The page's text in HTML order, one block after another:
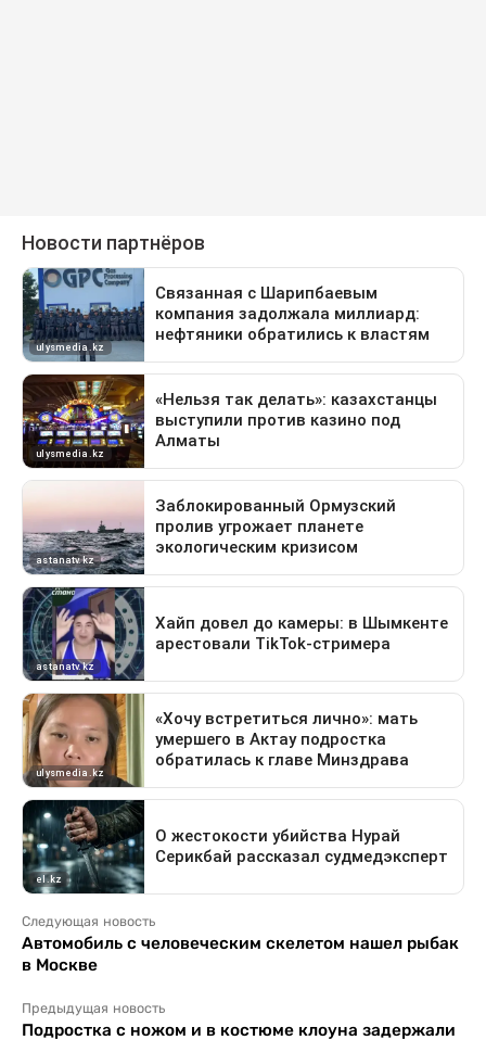
Следующая новость
Автомобиль с человеческим скелетом нашел рыбак
в Москве
Предыдущая новость
Подростка с ножом и в костюме клоуна задержали